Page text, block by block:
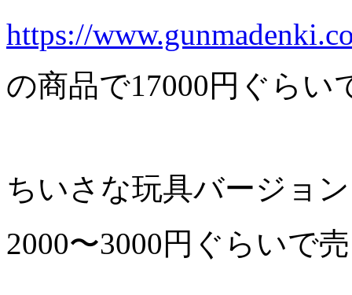
https://
の商品で17000円ぐらい
ちいさな玩具バージョ
2000〜3000円ぐらいで